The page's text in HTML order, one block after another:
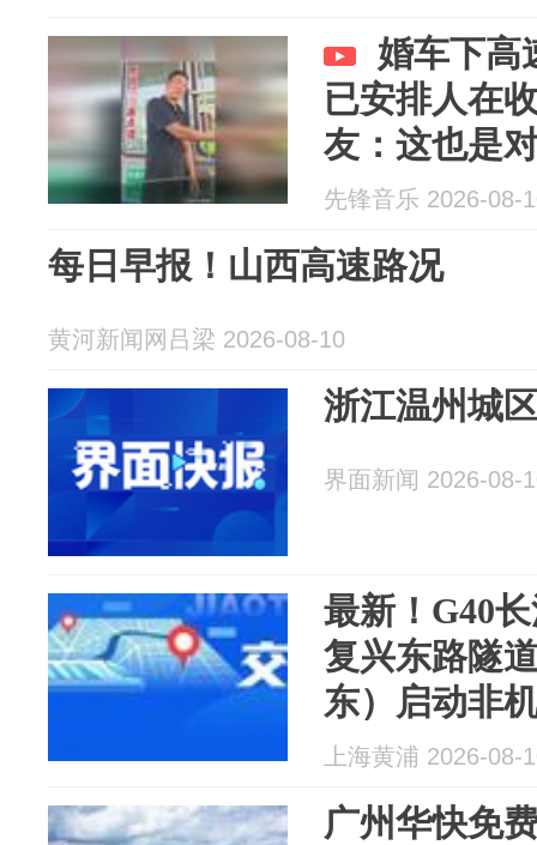
婚车下高
已安排人在
友：这也是
先锋音乐 2026-08-
每日早报！山西高速路况
黄河新闻网吕梁 2026-08-10
浙江温州城
界面新闻 2026-08-
最新！G40
复兴东路隧
东）启动非
上海黄浦 2026-08-
广州华快免